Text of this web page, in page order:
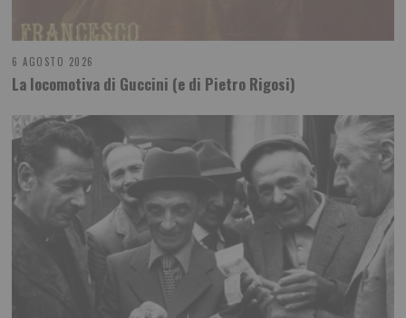
6 AGOSTO 2026
La locomotiva di Guccini (e di Pietro Rigosi)